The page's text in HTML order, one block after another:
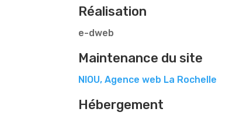
Réalisation
e-dweb
Maintenance du site
NIOU, Agence web La Rochelle
Hébergement